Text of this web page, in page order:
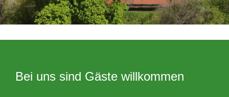
Bei uns sind Gäste willkommen